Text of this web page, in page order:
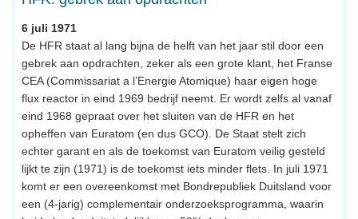
6 juli 1971
De HFR staat al lang bijna de helft van het jaar stil door een
gebrek aan opdrachten, zeker als een grote klant, het Franse
CEA (Commissariat a l’Energie Atomique) haar eigen hoge
flux reactor in eind 1969 bedrijf neemt. Er wordt zelfs al vanaf
eind 1968 gepraat over het sluiten van de HFR en het
opheffen van Euratom (en dus GCO). De Staat stelt zich
echter garant en als de toekomst van Euratom veilig gesteld
lijkt te zijn (1971) is de toekomst iets minder flets. In juli 1971
komt er een overeenkomst met Bondrepubliek Duitsland voor
een (4-jarig) complementair onderzoeksprogramma, waarin